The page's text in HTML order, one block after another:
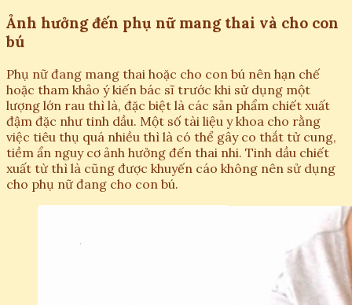
Ảnh hưởng đến phụ nữ mang thai và cho con
bú
Phụ nữ đang mang thai hoặc cho con bú nên hạn chế
hoặc tham khảo ý kiến bác sĩ trước khi sử dụng một
lượng lớn rau thì là, đặc biệt là các sản phẩm chiết xuất
đậm đặc như tinh dầu. Một số tài liệu y khoa cho rằng
việc tiêu thụ quá nhiều thì là có thể gây co thắt tử cung,
tiềm ẩn nguy cơ ảnh hưởng đến thai nhi. Tinh dầu chiết
xuất từ thì là cũng được khuyến cáo không nên sử dụng
cho phụ nữ đang cho con bú.